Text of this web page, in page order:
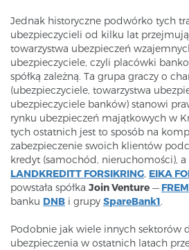
Jednak historyczne podwórko tych
ubezpieczycieli od kilku lat
towarzystwa ubezpieczeń
ubezpieczyciele, czyli placówki
spółką zależną. Ta grupa graczy o
(ubezpieczyciele, towarzystwa
ubezpieczyciele banków) stanowi
rynku ubezpieczeń majątkowych w
tych ostatnich jest to sposób na
zabezpieczenie swoich klientów
kredyt (samochód, nieruchomości),
LANDKREDITT FORSIKRING, EIKA
powstała spółka Join Venture —
banku DNB i grupy SpareBank1.
Podobnie jak wiele innych sektorów
ubezpieczenia w ostatnich latach